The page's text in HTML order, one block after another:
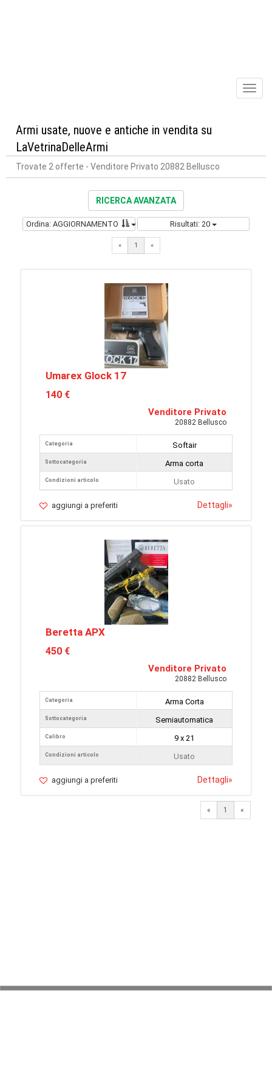
Armi usate, nuove e antiche in vendita su
LaVetrinaDelleArmi
Trovate 2 offerte - Venditore Privato 20882 Bellusco
RICERCA AVANZATA
Ordina: AGGIORNAMENTO Risultati: 20
« 1 «
Umarex Glock 17
140 €
Venditore Privato
20882 Bellusco
Categoria
Sottocategoria
Condizioni articolo
Softair
Arma corta
Usato
aggiungi a preferiti Dettagli»
Beretta APX
450 €
Venditore Privato
20882 Bellusco
Categoria
Sottocategoria
Calibro
Condizioni articolo
Arma Corta
Semiautomatica
9 x 21
Usato
aggiungi a preferiti Dettagli»
« 1 «